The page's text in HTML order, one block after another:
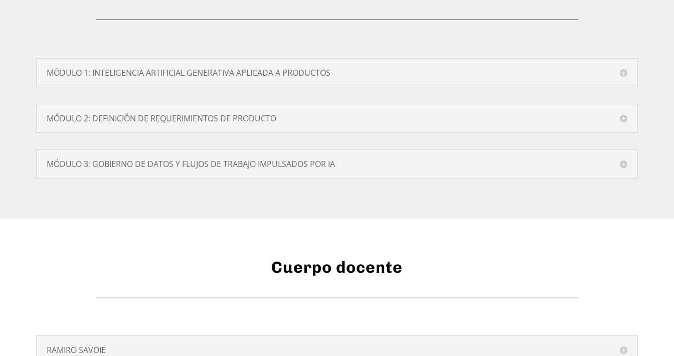
MÓDULO 1: INTELIGENCIA ARTIFICIAL GENERATIVA APLICADA A PRODUCTOS
MÓDULO 2: DEFINICIÓN DE REQUERIMIENTOS DE PRODUCTO
MÓDULO 3: GOBIERNO DE DATOS Y FLUJOS DE TRABAJO IMPULSADOS POR IA
Cuerpo docente
RAMIRO SAVOIE